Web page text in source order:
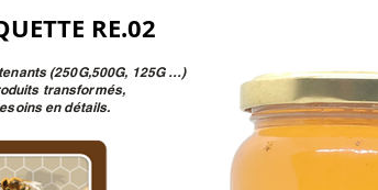
(250G,500G, 125G …)
transformés,
en détails.
RE.02